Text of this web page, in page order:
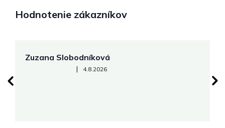
Hodnotenie zákazníkov
Zuzana Slobodníková
Hodnotenie obchodu je 5 z 5 hviezdičiek.
| 4.8.2026